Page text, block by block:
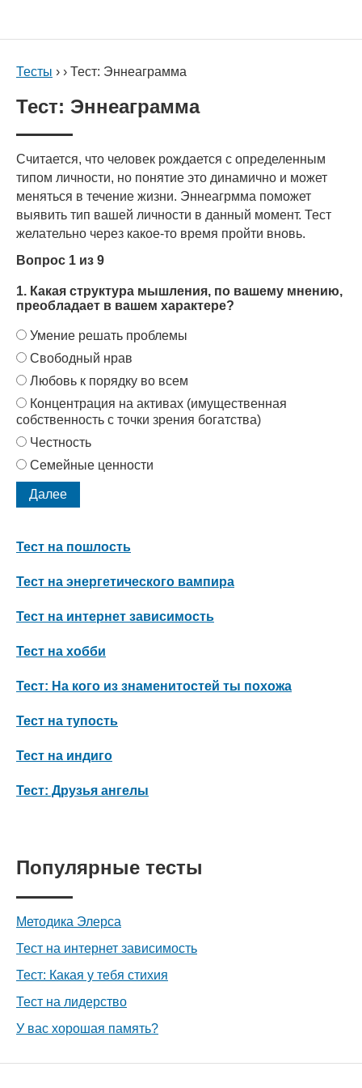
Тесты › › Тест: Эннеаграмма
Тест: Эннеаграмма
Считается, что человек рождается с определенным
типом личности, но понятие это динамично и может
меняться в течение жизни. Эннеагрмма поможет
выявить тип вашей личности в данный момент. Тест
желательно через какое-то время пройти вновь.
Вопрос 1 из 9
1. Какая структура мышления, по вашему мнению,
преобладает в вашем характере?
Умение решать проблемы
Свободный нрав
Любовь к порядку во всем
Концентрация на активах (имущественная
собственность с точки зрения богатства)
Честность
Семейные ценности
Тест на пошлость
Тест на энергетического вампира
Тест на интернет зависимость
Тест на хобби
Тест: На кого из знаменитостей ты похожа
Тест на тупость
Тест на индиго
Тест: Друзья ангелы
Популярные тесты
Методика Элерса
Тест на интернет зависимость
Тест: Какая у тебя стихия
Тест на лидерство
У вас хорошая память?